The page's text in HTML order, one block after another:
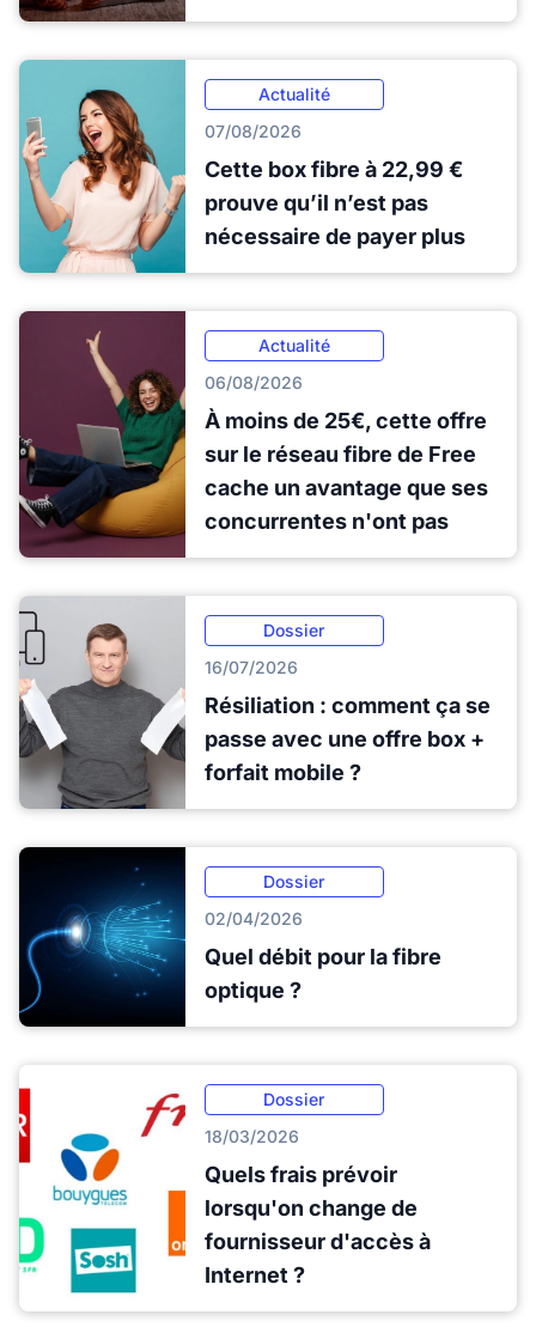
Actualité
07/08/2026
Cette box fibre à 22,99 €
prouve qu’il n’est pas
nécessaire de payer plus
Actualité
06/08/2026
À moins de 25€, cette offre
sur le réseau fibre de Free
cache un avantage que ses
concurrentes n'ont pas
Dossier
16/07/2026
Résiliation : comment ça se
passe avec une offre box +
forfait mobile ?
Dossier
02/04/2026
Quel débit pour la fibre
optique ?
Dossier
18/03/2026
Quels frais prévoir
lorsqu'on change de
fournisseur d'accès à
Internet ?